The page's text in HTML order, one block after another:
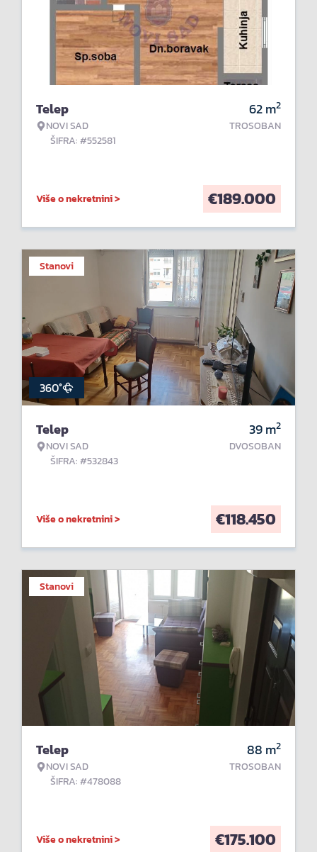
Telep
NOVI SAD
ŠIFRA: #552581
62m2
TROSOBAN
Više o nekretnini > €189.000
Stanovi
360°
Telep
NOVI SAD
ŠIFRA: #532843
39m2
DVOSOBAN
Više o nekretnini > €118.450
Stanovi
Telep
NOVI SAD
ŠIFRA: #478088
88 m2
TROSOBAN
Više o nekretnini > €175.100